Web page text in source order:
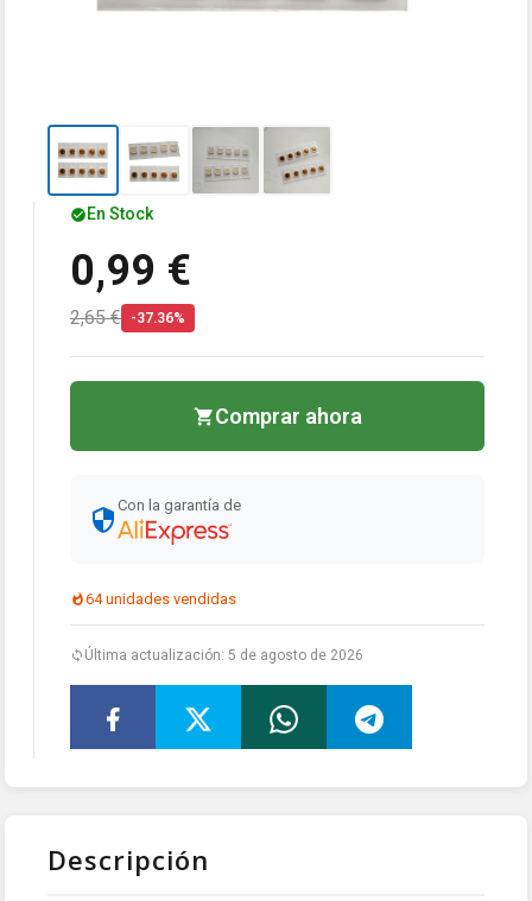
En Stock
0,99 €
2,65 € -37.36%
Comprar ahora
Con la garantía de
64 unidades vendidas
Última actualización: 5 de agosto de 2026
Descripción